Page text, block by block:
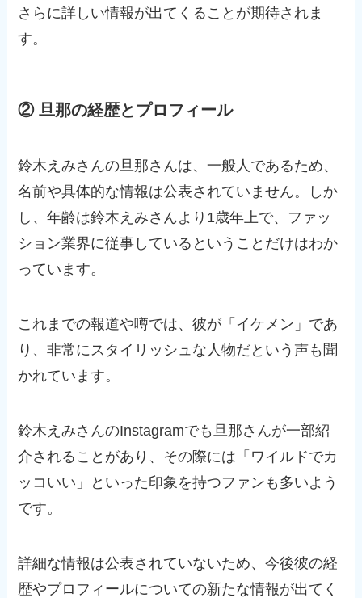
さらに詳しい情報が出てくることが期待されま
す。
② 旦那の経歴とプロフィール
鈴木えみさんの旦那さんは、一般人であるため、
名前や具体的な情報は公表されていません。しか
し、年齢は鈴木えみさんより1歳年上で、ファッ
ション業界に従事しているということだけはわか
っています。
これまでの報道や噂では、彼が「イケメン」であ
り、非常にスタイリッシュな人物だという声も聞
かれています。
鈴木えみさんのInstagramでも旦那さんが一部紹
介されることがあり、その際には「ワイルドでカ
ッコいい」といった印象を持つファンも多いよう
です。
詳細な情報は公表されていないため、今後彼の経
歴やプロフィールについての新たな情報が出てく